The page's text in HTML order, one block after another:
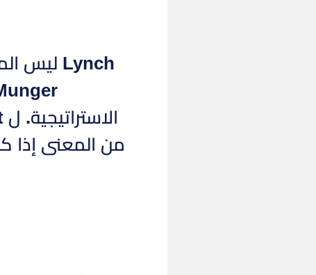
Lynch ليس المستثمر الناجح الوحيد الذي يؤمن بمقاربة المحفظة المركزة.